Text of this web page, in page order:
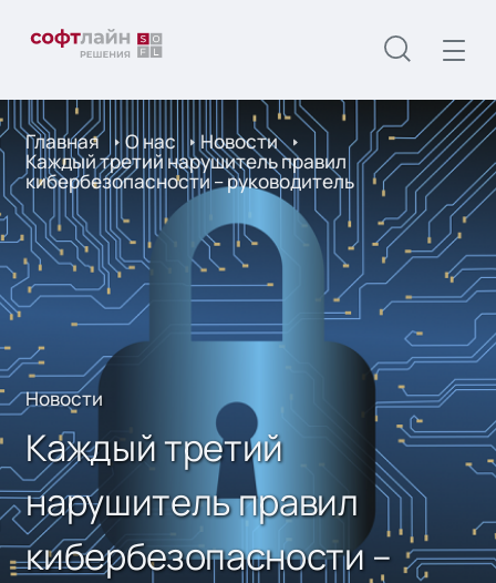
Главная О нас Новости
Каждый третий нарушитель правил
кибербезопасности – руководитель
Новости
Каждый третий
нарушитель правил
кибербезопасности –